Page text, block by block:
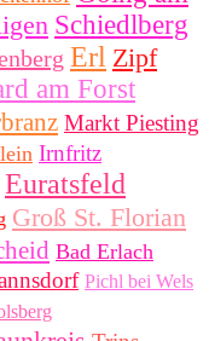
Schiedlberg
Erl Zipf
am Forst
Markt Piesting
Irnfritz
Euratsfeld
Groß St. Florian
Bad Erlach
Pichl bei Wels